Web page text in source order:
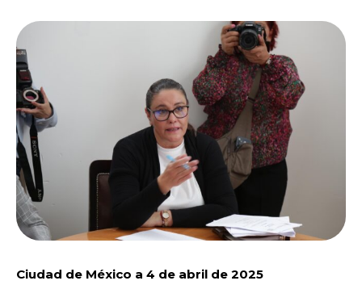
Ciudad de México a 4 de abril de 2025